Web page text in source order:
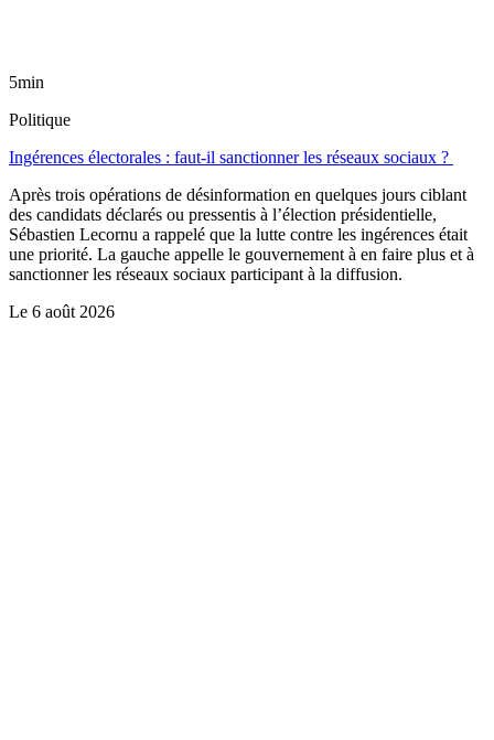
5min
Politique
Ingérences électorales : faut-il sanctionner les réseaux sociaux ?
Après trois opérations de désinformation en quelques jours ciblant
des candidats déclarés ou pressentis à l’élection présidentielle,
Sébastien Lecornu a rappelé que la lutte contre les ingérences était
une priorité. La gauche appelle le gouvernement à en faire plus et à
sanctionner les réseaux sociaux participant à la diffusion.
Le 6 août 2026